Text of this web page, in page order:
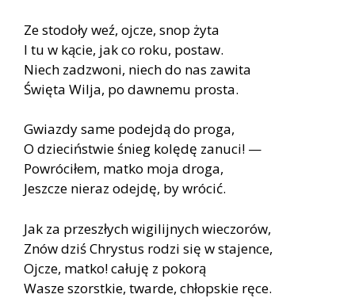
Ze stodoły weź, ojcze, snop żyta
I tu w kącie, jak co roku, postaw.
Niech zadzwoni, niech do nas zawita
Święta Wilja, po dawnemu prosta.
Gwiazdy same podejdą do proga,
O dzieciństwie śnieg kolędę zanuci! —
Powróciłem, matko moja droga,
Jeszcze nieraz odejdę, by wrócić.
Jak za przeszłych wigilijnych wieczorów,
Znów dziś Chrystus rodzi się w stajence,
Ojcze, matko! całuję z pokorą
Wasze szorstkie, twarde, chłopskie ręce.